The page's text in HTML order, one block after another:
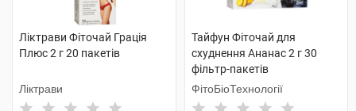
Ліктрави Фіточай Грація
Плюс 2 г 20 пакетів
Ліктрави
Тайфун Фіточай для
схуднення Ананас 2 г 30
фільтр-пакетів
ФітоБіоТехнології